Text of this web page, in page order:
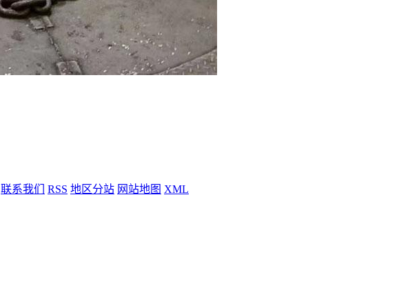
联系我们 RSS 地区分站 网站地图 XML